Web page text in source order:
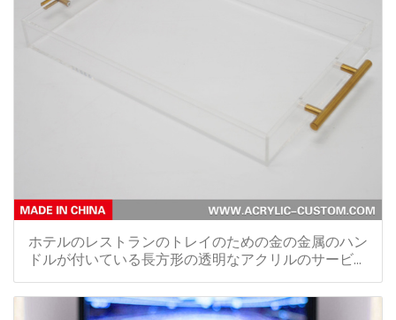
ホテルのレストランのトレイのための金の金属のハン
ドルが付いている長方形の透明なアクリルのサービン
グトレイ